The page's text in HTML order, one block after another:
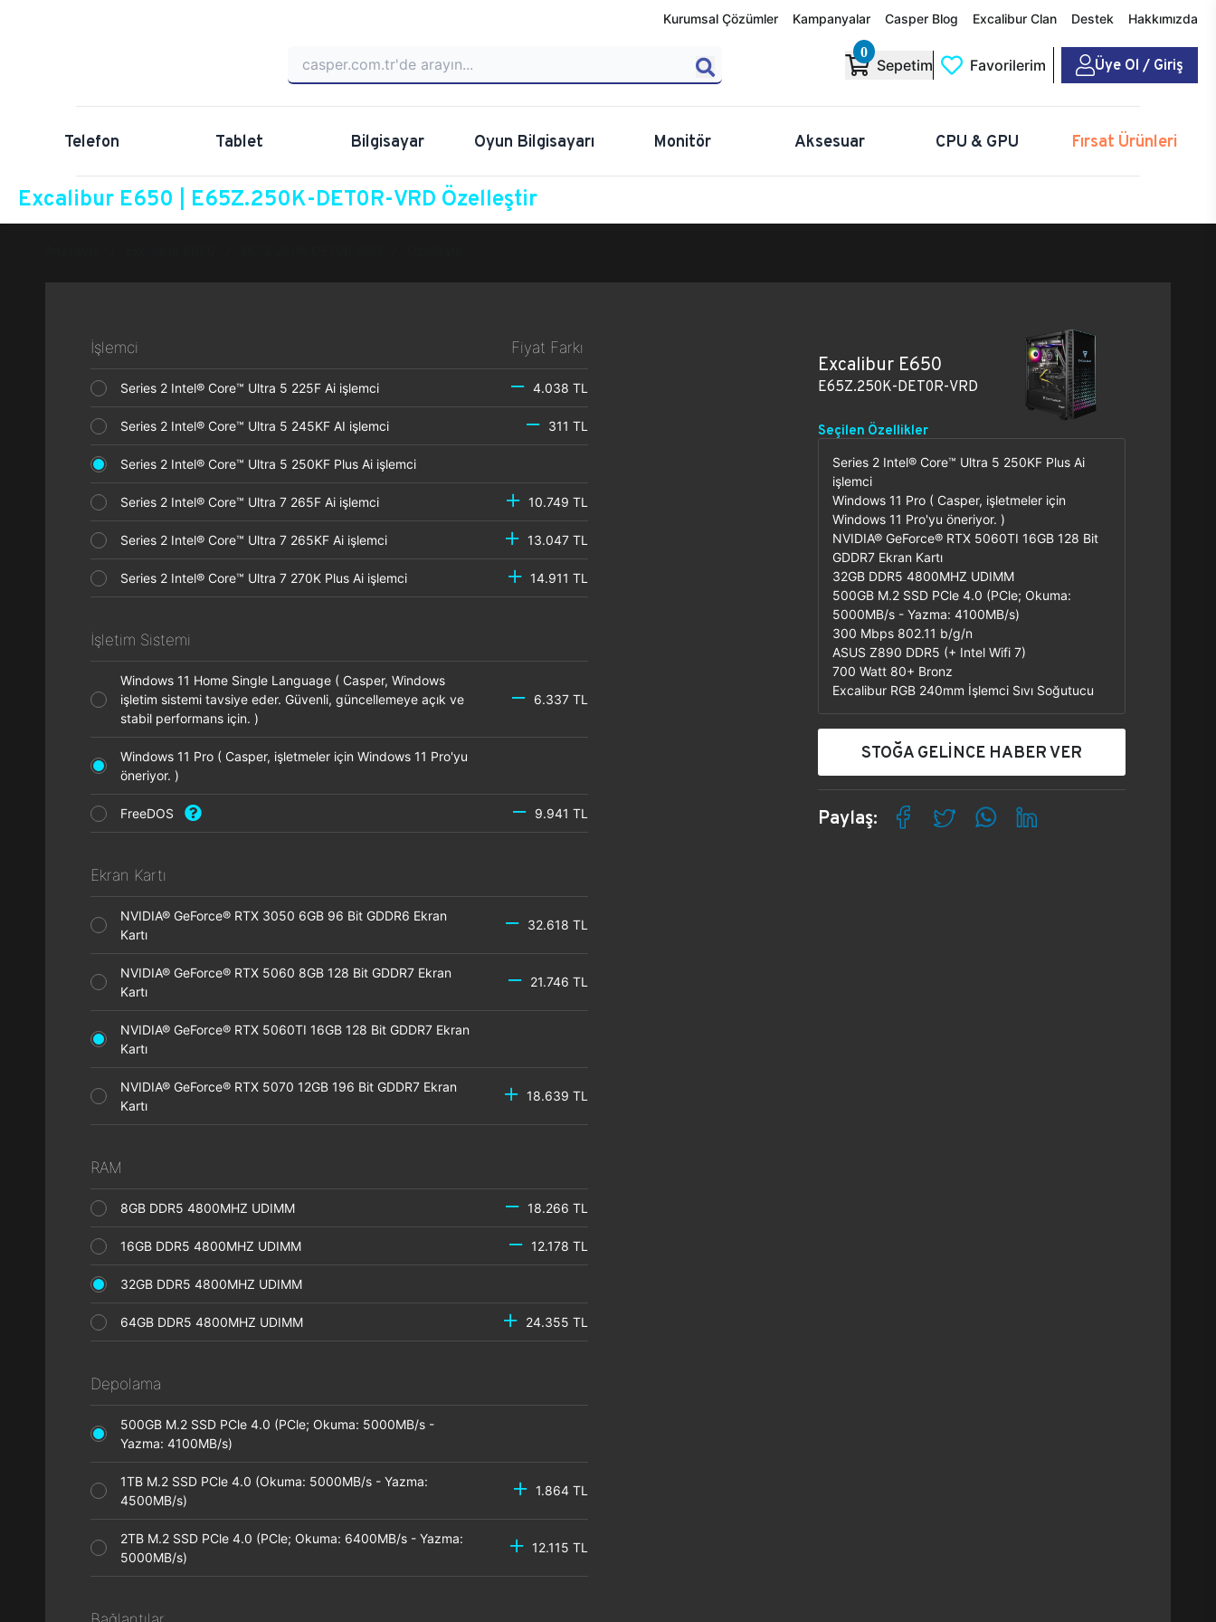
Kurumsal Çözümler Kampanyalar Casper Blog Excalibur Clan Destek Hakkımızda
0
Sepetim Favorilerim Üye Ol / Giriş
Telefon Tablet Bilgisayar Oyun Bilgisayarı Monitör Aksesuar CPU & GPU Fırsat Ürünleri
Excalibur E650 | E65Z.250K-DET0R-VRD Özelleştir
İşlemci Fiyat Farkı
Series 2 Intel® Core™ Ultra 5 225F Ai işlemci 4.038 TL
Series 2 Intel® Core™ Ultra 5 245KF AI işlemci 311 TL
Series 2 Intel® Core™ Ultra 5 250KF Plus Ai işlemci
Series 2 Intel® Core™ Ultra 7 265F Ai işlemci 10.749 TL
Series 2 Intel® Core™ Ultra 7 265KF Ai işlemci 13.047 TL
Series 2 Intel® Core™ Ultra 7 270K Plus Ai işlemci 14.911 TL
İşletim Sistemi
Windows 11 Home Single Language ( Casper, Windows
işletim sistemi tavsiye eder. Güvenli, güncellemeye açık ve
stabil performans için. )
6.337 TL
Windows 11 Pro ( Casper, işletmeler için Windows 11 Pro'yu
öneriyor. )
FreeDOS 9.941 TL
Ekran Kartı
NVIDIA® GeForce® RTX 3050 6GB 96 Bit GDDR6 Ekran
Kartı
32.618 TL
NVIDIA® GeForce® RTX 5060 8GB 128 Bit GDDR7 Ekran
Kartı
21.746 TL
NVIDIA® GeForce® RTX 5060TI 16GB 128 Bit GDDR7 Ekran
Kartı
NVIDIA® GeForce® RTX 5070 12GB 196 Bit GDDR7 Ekran
Kartı
18.639 TL
RAM
8GB DDR5 4800MHZ UDIMM 18.266 TL
16GB DDR5 4800MHZ UDIMM 12.178 TL
32GB DDR5 4800MHZ UDIMM
64GB DDR5 4800MHZ UDIMM 24.355 TL
Depolama
500GB M.2 SSD PCle 4.0 (PCle; Okuma: 5000MB/s -
Yazma: 4100MB/s)
1TB M.2 SSD PCle 4.0 (Okuma: 5000MB/s - Yazma:
4500MB/s)
1.864 TL
2TB M.2 SSD PCle 4.0 (PCle; Okuma: 6400MB/s - Yazma:
5000MB/s)
12.115 TL
Excalibur E650
E65Z.250K-DET0R-VRD
Seçilen Özellikler
Series 2 Intel® Core™ Ultra 5 250KF Plus Ai
işlemci
Windows 11 Pro ( Casper, işletmeler için
Windows 11 Pro'yu öneriyor. )
NVIDIA® GeForce® RTX 5060TI 16GB 128 Bit
GDDR7 Ekran Kartı
32GB DDR5 4800MHZ UDIMM
500GB M.2 SSD PCle 4.0 (PCle; Okuma:
5000MB/s - Yazma: 4100MB/s)
300 Mbps 802.11 b/g/n
ASUS Z890 DDR5 (+ Intel Wifi 7)
700 Watt 80+ Bronz
Excalibur RGB 240mm İşlemci Sıvı Soğutucu
STOĞA GELİNCE HABER VER
Paylaş: